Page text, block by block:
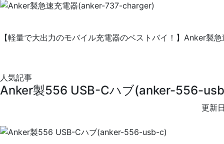
【軽量で大出力のモバイル充電器のベストバイ！】Anker
人気記事
Anker製556 USB-Cハブ(anker-556-
更新